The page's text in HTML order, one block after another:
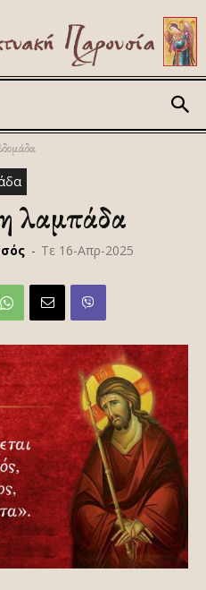
λαμπάδα
- Τε 16-Απρ-2025